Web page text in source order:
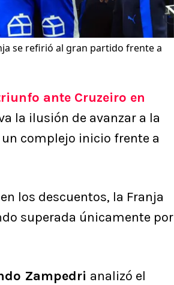
se refirió al gran partido frente a
ante Cruzeiro en
la ilusión de avanzar a la
un complejo inicio frente a
en los descuentos, la Franja
superada únicamente por
Zampedri analizó el